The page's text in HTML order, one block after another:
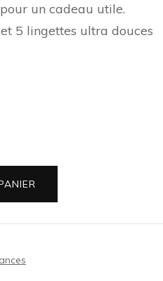
un cadeau utile.
5 lingettes ultra douces